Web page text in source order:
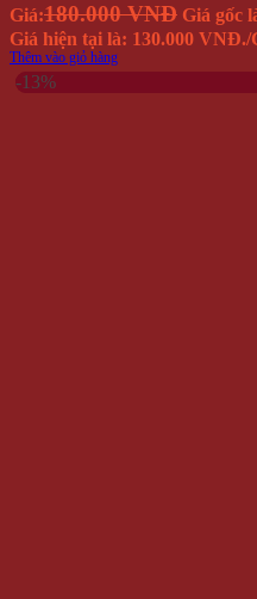
Giá:180.000 VNĐ Giá gốc
Giá hiện tại là: 130.000 VNĐ./
Thêm vào giỏ hàng
-13%